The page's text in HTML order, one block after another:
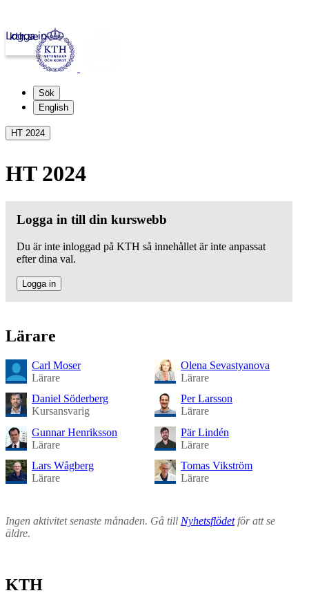
kth.se
Logga in
Sök
English
HT 2024
HT 2024
Logga in till din kurswebb
Du är inte inloggad på KTH så innehållet är inte anpassat
efter dina val.
Logga in
Lärare
Carl Moser
Lärare
Daniel Söderberg
Kursansvarig
Gunnar Henriksson
Lärare
Lars Wågberg
Lärare
Olena Sevastyanova
Lärare
Per Larsson
Lärare
Pär Lindén
Lärare
Tomas Vikström
Lärare
Ingen aktivitet senaste månaden. Gå till Nyhetsflödetför att se
äldre.
KTH